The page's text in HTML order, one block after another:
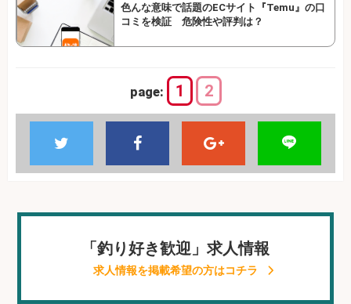
色んな意味で話題のECサイト『Temu』の口
コミを検証 危険性や評判は？
page: 1 2
「釣り好き歓迎」求人情報
求人情報を掲載希望の方はコチラ